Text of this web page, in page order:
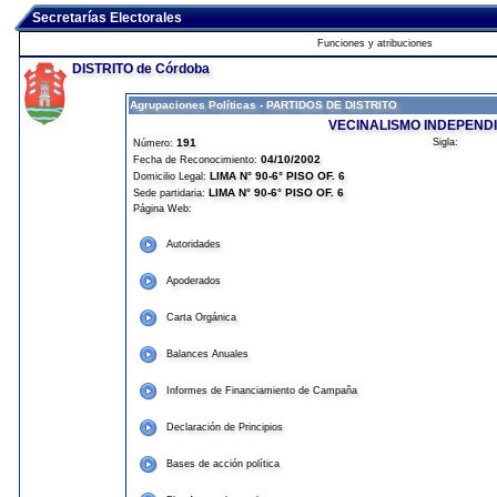
Secretarías Electorales
Funciones y atribuciones
DISTRITO de Córdoba
Agrupaciones Políticas - PARTIDOS DE DISTRITO
VECINALISMO
Número: 191
Sigla:
Fecha de Reconocimiento: 04/10/2002
Domicilio Legal: LIMA N° 90-6° PISO OF. 6
Sede partidaria: LIMA N° 90-6° PISO OF. 6
Página Web:
Autoridades
Apoderados
Carta Orgánica
Balances Anuales
Informes de Financiamiento de Campaña
Declaración de Principios
Bases de acción política